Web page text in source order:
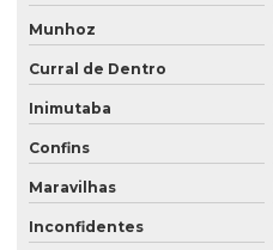
Munhoz
Curral de Dentro
Inimutaba
Confins
Maravilhas
Inconfidentes